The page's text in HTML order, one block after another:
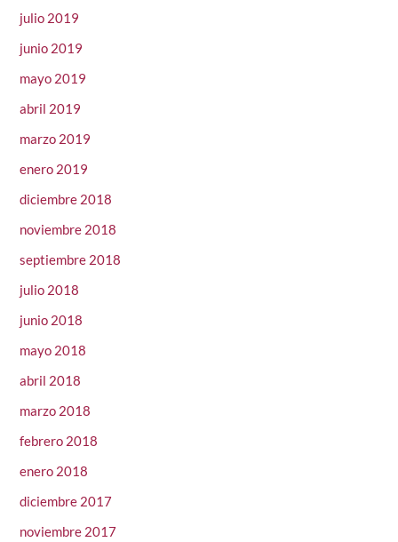
julio 2019
junio 2019
mayo 2019
abril 2019
marzo 2019
enero 2019
diciembre 2018
noviembre 2018
septiembre 2018
julio 2018
junio 2018
mayo 2018
abril 2018
marzo 2018
febrero 2018
enero 2018
diciembre 2017
noviembre 2017